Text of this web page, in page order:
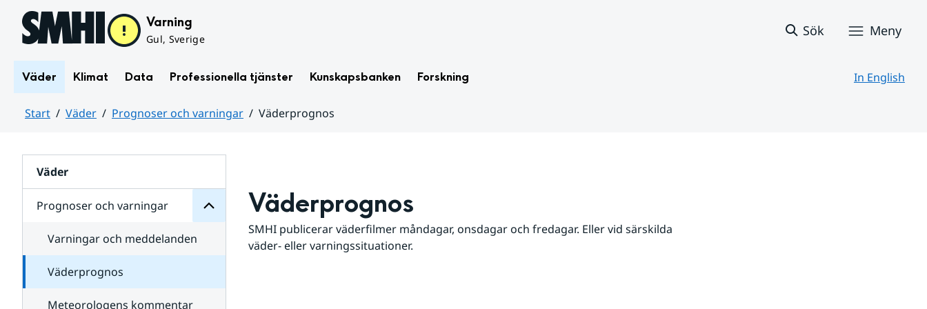
Hoppa till sidans innehåll Varning
Gul, Sverige
Sök Meny
Väder Klimat Data Professionella tjänster Kunskapsbanken Forskning In English
Start Väder Prognoser och varningar
Väderprognos
Väder
Prognoser och varningar
för
varningar
Varningar och meddelanden
Väderprognos
Meteorologens kommentar
Väderprognos
SMHI publicerar väderfilmer måndagar, onsdagar och fredagar. Eller vid särskilda
väder- eller varningssituationer.